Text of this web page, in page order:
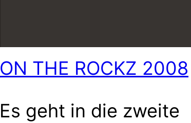
ON THE ROCKZ 2008
Es geht in die zweite